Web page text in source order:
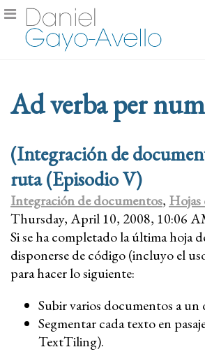
Ad verba per
(Integración de
ruta (Episodio V)
Integración de documentos, Hojas
Thursday, April 10, 2008, 10:06
Si se ha completado la última hoja
disponerse de código (incluyo el
para hacer lo siguiente:
Subir varios documentos a
Segmentar cada texto en
TextTiling).